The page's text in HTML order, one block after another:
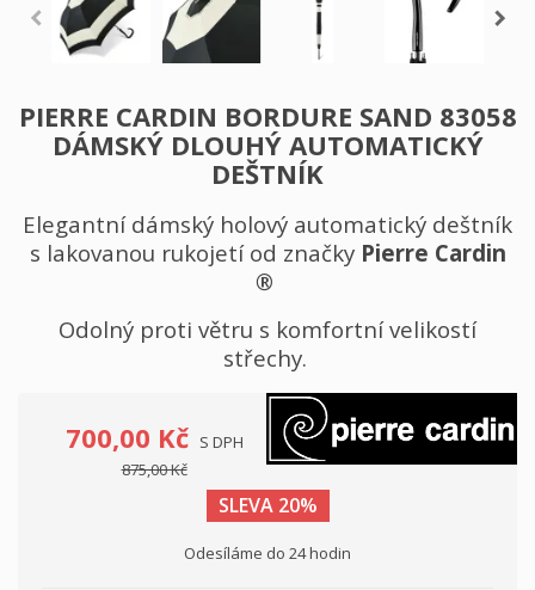
PIERRE CARDIN BORDURE SAND 83058
DÁMSKÝ DLOUHÝ AUTOMATICKÝ
DEŠTNÍK
Elegantní dámský holový automatický deštník
s lakovanou rukojetí od značky Pierre Cardin
®
Odolný proti větru s komfortní velikostí
střechy.
700,00 Kč S DPH
875,00 Kč
SLEVA 20%
Odesíláme do 24 hodin